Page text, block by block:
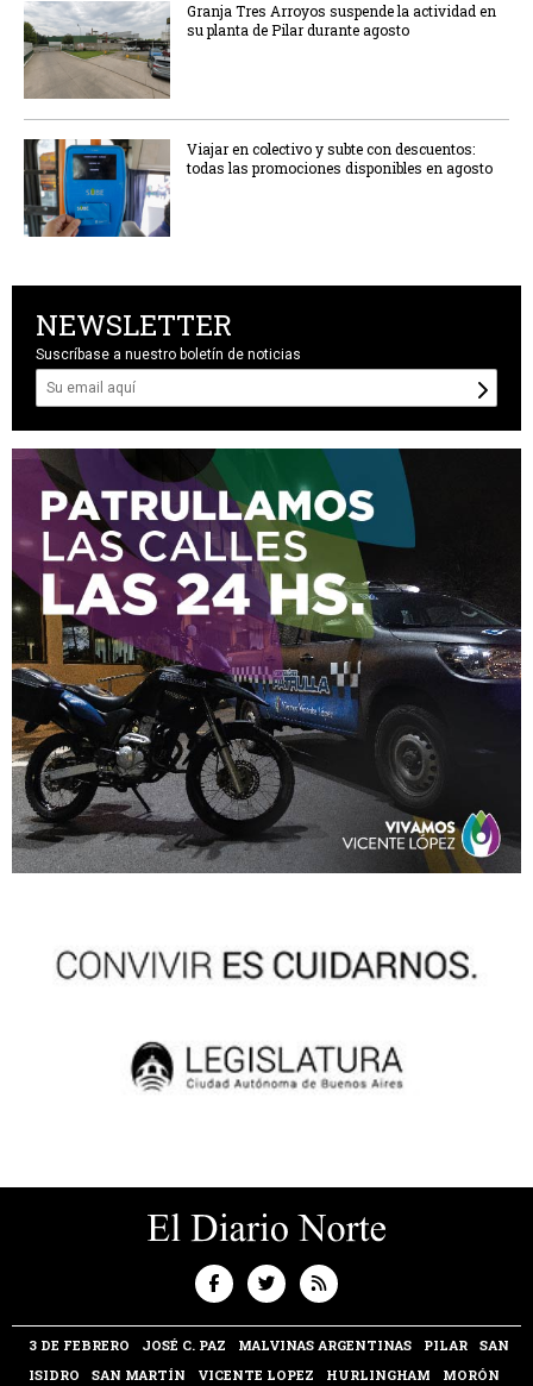
Granja Tres Arroyos suspende la actividad en
su planta de Pilar durante agosto
Viajar en colectivo y subte con descuentos:
todas las promociones disponibles en agosto
NEWSLETTER
Suscríbase a nuestro boletín de noticias
3 DE FEBRERO JOSÉ C. PAZ MALVINAS ARGENTINAS PILAR
SAN
ISIDRO
SAN MARTÍN VICENTE LOPEZ HURLINGHAM MORÓN